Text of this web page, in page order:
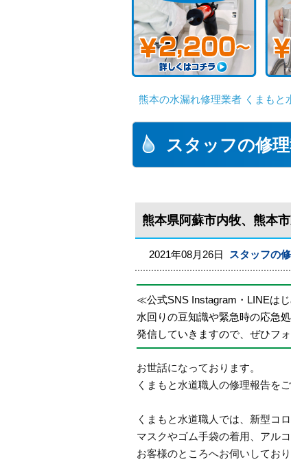
熊本の水漏れ修理業者 くまもと
スタッフの修
熊本県阿蘇市内牧、熊本
2021年08月26日 スタッフの
≪公式SNS Instagram・LINEは
水回りの豆知識や緊急時の応急
発信していきますので、ぜひフ
お世話になっております。
くまもと水道職人の修理報告を
くまもと水道職人では、新型コ
マスクやゴム手袋の着用、アル
お客様のところへお伺いしており